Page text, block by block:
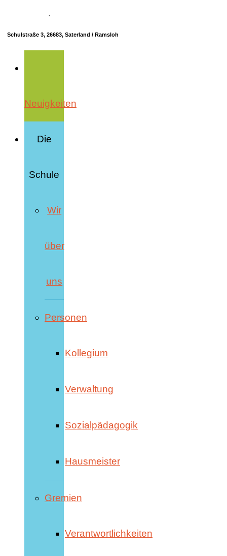
·
Schulstraße 3, 26683, Saterland / Ramsloh
Neuigkeiten
Die
Schule
Wir
über
uns
Personen
Kollegium
Verwaltung
Sozialpädagogik
Hausmeister
Gremien
Verantwortlichkeiten